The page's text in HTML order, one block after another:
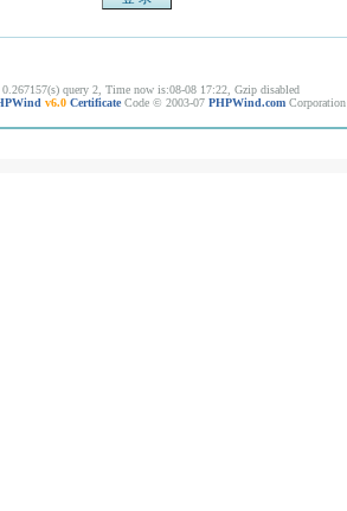
0.267157(s) query 2, Time now is:08-08 17:22, Gzip disabled
v6.0 Certificate Code © 2003-07 PHPWind.com Corporation